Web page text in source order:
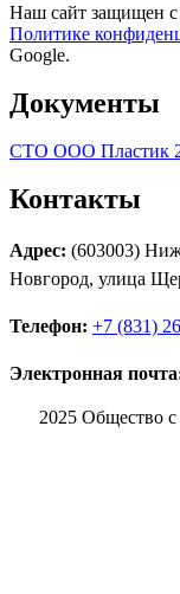
Наш сайт защищен с
Политике
Google.
Документы
СТО ООО Пластик
Контакты
Адрес: (603003)
Новгород, улица
Телефон: +7 (831)
Электронная
2025 Общество